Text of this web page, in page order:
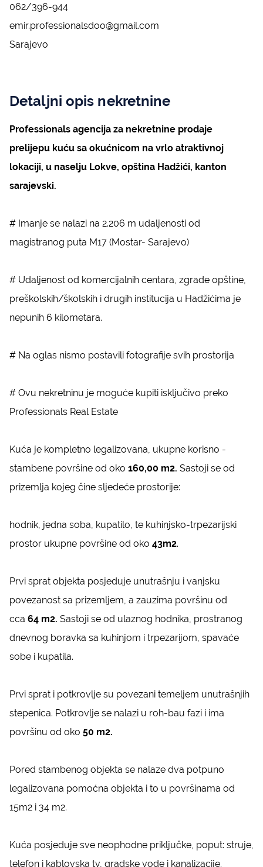
062/396-944
emir.professionalsdoo@gmail.com
Sarajevo
Detaljni opis nekretnine
Professionals agencija za nekretnine prodaje
prelijepu kuću sa okućnicom na vrlo atraktivnoj
lokaciji, u naselju Lokve, opština Hadžići, kanton
sarajevski.
# Imanje se nalazi na 2.206 m udaljenosti od
magistranog puta M17 (Mostar- Sarajevo)
# Udaljenost od komercijalnih centara, zgrade opštine,
preškolskih/školskih i drugih institucija u Hadžićima je
nepunih 6 kilometara.
# Na oglas nismo postavili fotografije svih prostorija
# Ovu nekretninu je moguće kupiti isključivo preko
Professionals Real Estate
Kuća je kompletno legalizovana, ukupne korisno -
stambene površine od oko 160,00 m2. Sastoji se od
prizemlja kojeg čine sljedeće prostorije:
hodnik, jedna soba, kupatilo, te kuhinjsko-trpezarijski
prostor ukupne površine od oko 43m2.
Prvi sprat objekta posjeduje unutrašnju i vanjsku
povezanost sa prizemljem, a zauzima površinu od
cca 64 m2. Sastoji se od ulaznog hodnika, prostranog
dnevnog boravka sa kuhinjom i trpezarijom, spavaće
sobe i kupatila.
Prvi sprat i potkrovlje su povezani temeljem unutrašnjih
stepenica. Potkrovlje se nalazi u roh-bau fazi i ima
površinu od oko 50 m2.
Pored stambenog objekta se nalaze dva potpuno
legalizovana pomoćna objekta i to u površinama od
15m2 i 34 m2.
Kuća posjeduje sve neophodne priključke, poput: struje,
telefon i kablovska tv, gradske vode i kanalizacije.